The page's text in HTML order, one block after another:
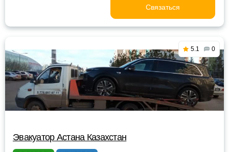
Связаться
5.1 0
Эвакуатор Астана Казахстан